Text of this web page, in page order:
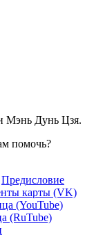
Мэнь Дунь Цзя.
помочь?
Предисловие
карты (VK)
(YouTube)
(RuTube)